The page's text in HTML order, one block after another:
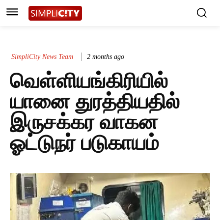
SimpliCity News Team 2 months ago
வெள்ளியங்கிரியில்
யானை துரத்தியதில்
இருசக்கர வாகன
ஓட்டுநர் படுகாயம்